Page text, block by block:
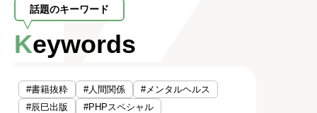
話題のキーワード
Keywords
#書籍抜粋 #人間関係
#メンタルヘルス
#辰巳出版
#PHPスペシャル